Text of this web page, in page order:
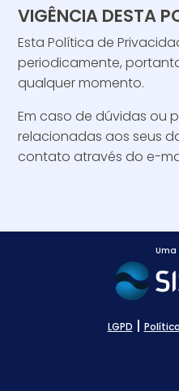
VIGÊNCIA DESTA
Esta Política de
periodicamente,
qualquer momento.
Em caso de dúvidas ou
relacionadas aos seus
contato através do e-
Uma
LGPD |